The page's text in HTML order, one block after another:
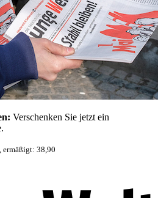
Verschenken Sie jetzt ein
ermäßigt: 38,90